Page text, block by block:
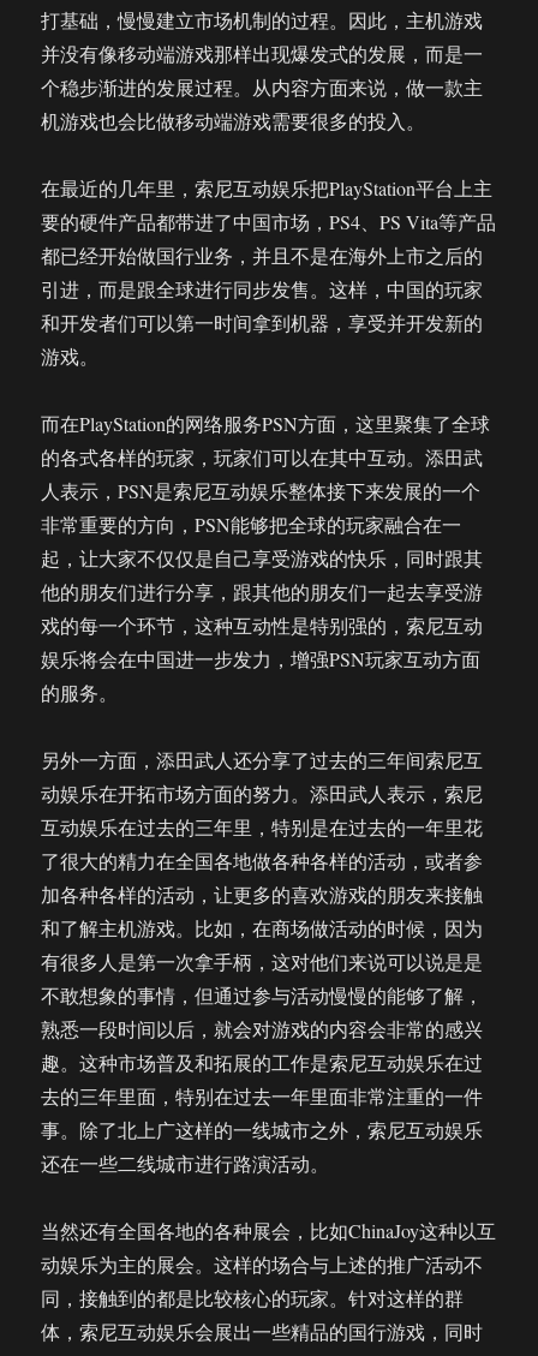
打基础，慢慢建立市场机制的过程。因此，主机游戏
并没有像移动端游戏那样出现爆发式的发展，而是一
个稳步渐进的发展过程。从内容方面来说，做一款主
机游戏也会比做移动端游戏需要很多的投入。
在最近的几年里，索尼互动娱乐把PlayStation平台上主
要的硬件产品都带进了中国市场，PS4、PS Vita等产品
都已经开始做国行业务，并且不是在海外上市之后的
引进，而是跟全球进行同步发售。这样，中国的玩家
和开发者们可以第一时间拿到机器，享受并开发新的
游戏。
而在PlayStation的网络服务PSN方面，这里聚集了全球
的各式各样的玩家，玩家们可以在其中互动。添田武
人表示，PSN是索尼互动娱乐整体接下来发展的一个
非常重要的方向，PSN能够把全球的玩家融合在一
起，让大家不仅仅是自己享受游戏的快乐，同时跟其
他的朋友们进行分享，跟其他的朋友们一起去享受游
戏的每一个环节，这种互动性是特别强的，索尼互动
娱乐将会在中国进一步发力，增强PSN玩家互动方面
的服务。
另外一方面，添田武人还分享了过去的三年间索尼互
动娱乐在开拓市场方面的努力。添田武人表示，索尼
互动娱乐在过去的三年里，特别是在过去的一年里花
了很大的精力在全国各地做各种各样的活动，或者参
加各种各样的活动，让更多的喜欢游戏的朋友来接触
和了解主机游戏。比如，在商场做活动的时候，因为
有很多人是第一次拿手柄，这对他们来说可以说是是
不敢想象的事情，但通过参与活动慢慢的能够了解，
熟悉一段时间以后，就会对游戏的内容会非常的感兴
趣。这种市场普及和拓展的工作是索尼互动娱乐在过
去的三年里面，特别在过去一年里面非常注重的一件
事。除了北上广这样的一线城市之外，索尼互动娱乐
还在一些二线城市进行路演活动。
当然还有全国各地的各种展会，比如ChinaJoy这种以互
动娱乐为主的展会。这样的场合与上述的推广活动不
同，接触到的都是比较核心的玩家。针对这样的群
体，索尼互动娱乐会展出一些精品的国行游戏，同时